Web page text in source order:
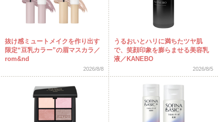
抜け感ミュートメイクを作り出す
限定“豆乳カラー”の眉マスカラ／
rom&nd
2026/8/8
うるおいとハリに満ちたツヤ肌
で、笑顔印象を膨らませる美容乳
液／KANEBO
2026/8/5